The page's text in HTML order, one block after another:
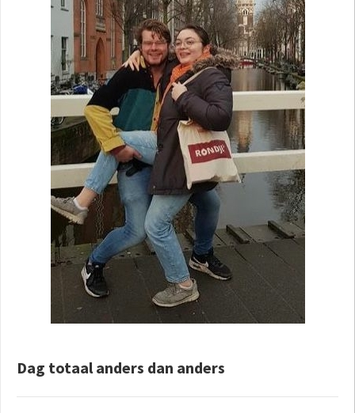
Dag totaal anders dan anders